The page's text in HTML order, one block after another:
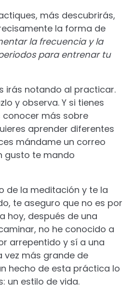
más descubrirás,
la forma de
la frecuencia y la
para entrenar tu
irás notando al practicar.
y observa. Y si tienes
conocer más sobre
aprender diferentes
mándame un correo
gusto te mando
de la meditación y te la
te aseguro que no es por
hoy, después de una
no he conocido a
arrepentido y sí a una
más grande de
hecho de esta práctica lo
un estilo de vida.